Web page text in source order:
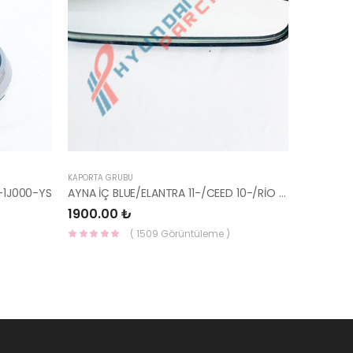
YS
KAPORTA GRUBU
AYNA İÇ BLUE/ELANTRA 11-/CEED 10-/RİO 12-/SPORTAGE 11- 85101-3X100-HMC
1900.00 ₺
( 1509 Görüntüleme )